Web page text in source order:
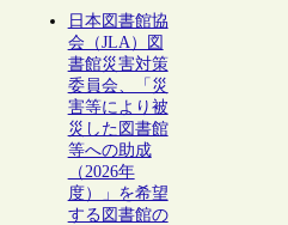
日本図書館協
会（JLA）図
書館災害対策
委員会、「災
害等により被
災した図書館
等への助成
（2026年
度）」を希望
する図書館の